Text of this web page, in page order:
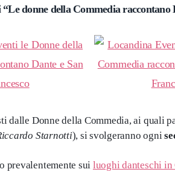
donne della Commedia raccontano
dalle Donne della Commedia, ai quali
Starnotti), si svolgeranno ogni
prevalentemente sui luoghi danteschi in